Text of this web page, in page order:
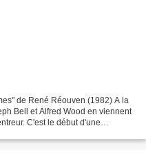
de René Réouven (1982) A la
Bell et Alfred Wood en viennent
C'est le début d'une